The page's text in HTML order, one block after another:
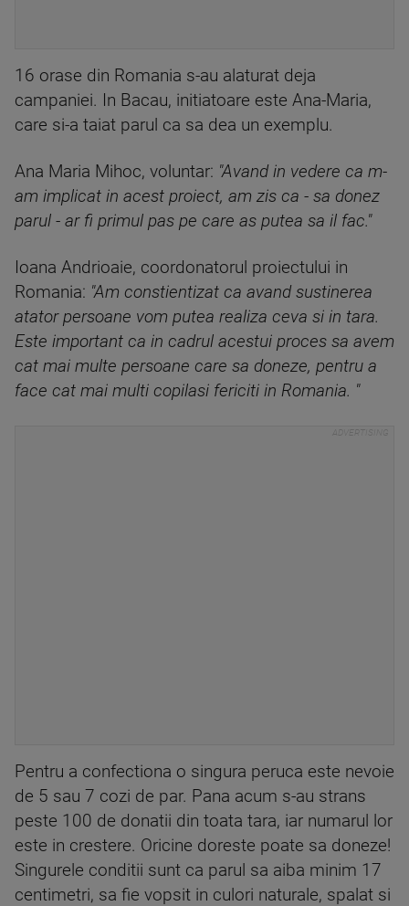
16 orase din Romania s-au alaturat deja
campaniei. In Bacau, initiatoare este Ana-Maria,
care si-a taiat parul ca sa dea un exemplu.
Ana Maria Mihoc, voluntar: "Avand in vedere ca m-
am implicat in acest proiect, am zis ca - sa donez
parul - ar fi primul pas pe care as putea sa il fac."
Ioana Andrioaie, coordonatorul proiectului in
Romania: "Am constientizat ca avand sustinerea
atator persoane vom putea realiza ceva si in tara.
Este important ca in cadrul acestui proces sa avem
cat mai multe persoane care sa doneze, pentru a
face cat mai multi copilasi fericiti in Romania. "
Pentru a confectiona o singura peruca este nevoie
de 5 sau 7 cozi de par. Pana acum s-au strans
peste 100 de donatii din toata tara, iar numarul lor
este in crestere. Oricine doreste poate sa doneze!
Singurele conditii sunt ca parul sa aiba minim 17
centimetri, sa fie vopsit in culori naturale, spalat si